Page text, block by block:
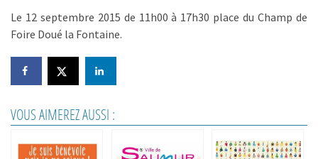
Le 12 septembre 2015 de 11h00 à 17h30 place du Champ de
Foire Doué la Fontaine.
VOUS AIMEREZ AUSSI :